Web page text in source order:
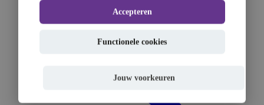
Accepteren
Functionele cookies
Jouw voorkeuren